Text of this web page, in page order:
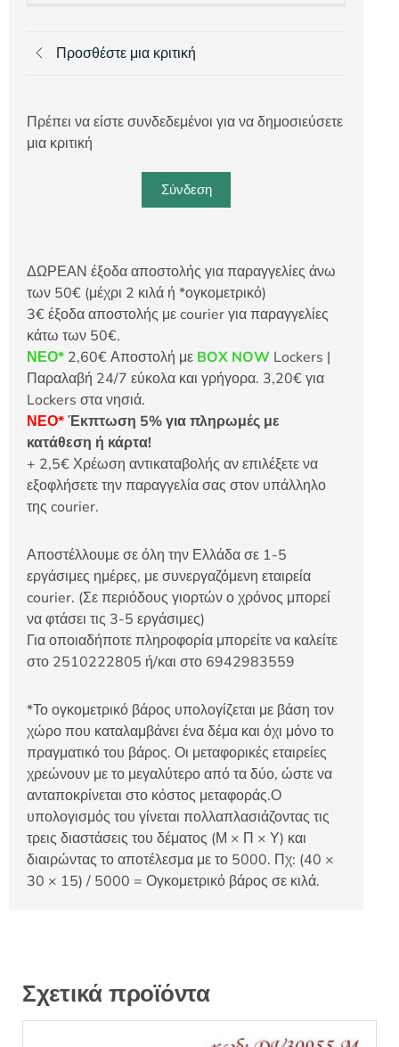
Προσθέστε μια κριτική
Πρέπει να είστε συνδεδεμένοι για να δημοσιεύσετε
μια κριτική
Σύνδεση
ΔΩΡΕΑΝ έξοδα αποστολής για παραγγελίες άνω
των 50€ (μέχρι 2 κιλά ή *ογκομετρικό)
3€ έξοδα αποστολής με courier για παραγγελίες
κάτω των 50€.
ΝΕΟ* 2,60€ Αποστολή με BOX NOW Lockers |
Παραλαβή 24/7 εύκολα και γρήγορα. 3,20€ για
Lockers στα νησιά.
ΝΕΟ*Έκπτωση 5% για πληρωμές με
κατάθεση ή κάρτα!
+ 2,5€ Χρέωση αντικαταβολής αν επιλέξετε να
εξοφλήσετε την παραγγελία σας στον υπάλληλο
της courier.
Αποστέλλουμε σε όλη την Ελλάδα σε 1-5
εργάσιμες ημέρες, με συνεργαζόμενη εταιρεία
courier. (Σε περιόδους γιορτών ο χρόνος μπορεί
να φτάσει τις 3-5 εργάσιμες)
Για οποιαδήποτε πληροφορία μπορείτε να καλείτε
στο 2510222805 ή/και στο 6942983559
*Το ογκομετρικό βάρος υπολογίζεται με βάση τον
χώρο που καταλαμβάνει ένα δέμα και όχι μόνο το
πραγματικό του βάρος. Οι μεταφορικές εταιρείες
χρεώνουν με το μεγαλύτερο από τα δύο, ώστε να
ανταποκρίνεται στο κόστος μεταφοράς.Ο
υπολογισμός του γίνεται πολλαπλασιάζοντας τις
τρεις διαστάσεις του δέματος (Μ × Π × Υ) και
διαιρώντας το αποτέλεσμα με το 5000. Πχ: (40 ×
30 × 15) / 5000 = Ογκομετρικό βάρος σε κιλά.
Σχετικά προϊόντα